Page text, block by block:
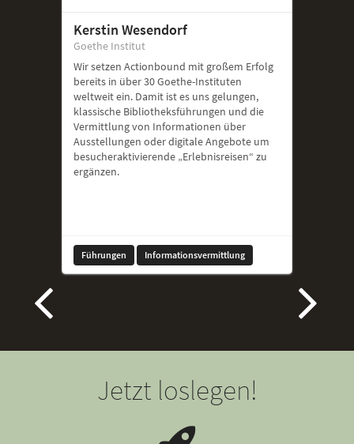
Kerstin Wesendorf
Goethe Institut
Wir setzen Actionbound mit großem Erfolg
bereits in über 30 Goethe-Instituten
weltweit ein. Damit ist es uns gelungen,
klassische Bibliotheksführungen und die
Vermittlung von Informationen über
Ausstellungen oder digitale Angebote um
besucheraktivierende „Erlebnisreisen“ zu
ergänzen.
Führungen Informationsvermittlung
Jetzt loslegen!